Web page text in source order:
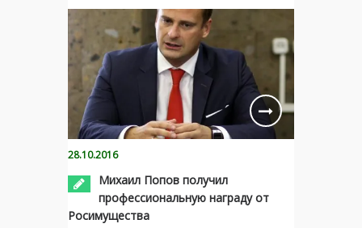
28.10.2016
Михаил Попов получил
профессиональную награду от
Росимущества